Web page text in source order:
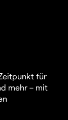
für
mehr – mit